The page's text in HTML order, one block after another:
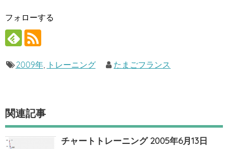
フォローする
2009年, トレーニング たまごフランス
関連記事
チャートトレーニング 2005年6月13日